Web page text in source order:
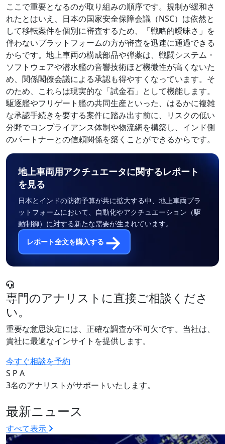
ここで重要となるのが取り組みの順序です。規制が緩和さ
れたとはいえ、日本の国家安全保障会議（NSC）は依然と
して移転案件を個別に審査するため、「戦略的曖昧さ」を
伴わないプラットフォームの方が審査を迅速に通過できる
からです。地上車両の構成部品や弾薬は、戦闘システム・
ソフトウェアや潜水艦の音響技術ほど機微性が高くないた
め、関係閣僚会議による承認も得やすくなっています。そ
のため、これらは現実的な「試金石」として機能します。
駆逐艦やフリゲート艦の共同生産といった、はるかに複雑
な承認手続きを要する案件に踏み出す前に、リスクの低い
分野でコンプライアンス体制や物流網を構築し、インド側
のパートナーとの信頼関係を築くことができるからです。
地上車両用アクチュエータに関するレポート
を見る
日本とインドの防衛予算が共に拡大する中、地上車両プラ
ットフォームにおいて、自動化やアクチュエーション（駆
動制御）に対する新たな需要が生まれています。
レポート全文を購入する →
専門のアナリストに直接ご相談くださ
い。
重要な意思決定には、正確な調査が不可欠です。当社は、
貴社に最適なインサイトを提供します。
今すぐ相談を予約
S P A
3名のアナリストがサポートいたします。
最新ニュース
すべて表示